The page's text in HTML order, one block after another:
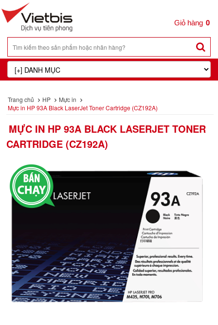
0
Trang chủ HP
Mực in
Mực in HP 93A Black LaserJet Toner Cartridge (CZ192A)
MỰC IN HP 93A BLACK LASERJET TONER
CARTRIDGE (CZ192A)